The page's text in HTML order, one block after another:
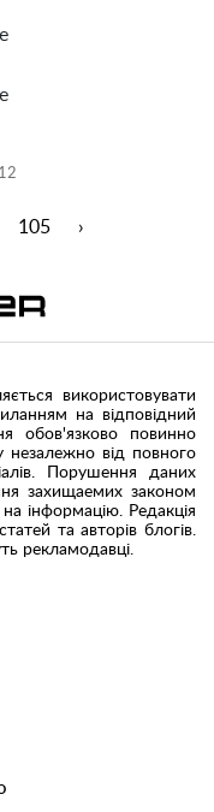
105 ›
використовувати
на відповідний
обов'язково повинно
незалежно від повного
Порушення даних
захищаемих законом
на інформацію. Редакція
та авторів блогів.
рекламодавці.